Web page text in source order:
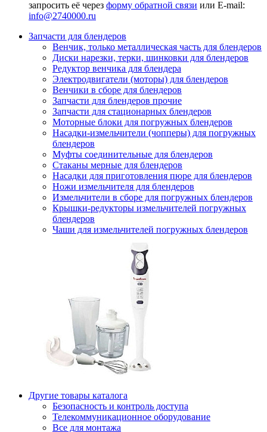
запросить её через форму обратной связи или E-mail:
info@2740000.ru
Запчасти для блендеров
Венчик, только металлическая часть для блендеров
Диски нарезки, терки, шинковки для блендеров
Редуктор венчика для блендера
Электродвигатели (моторы) для блендеров
Венчики в сборе для блендеров
Запчасти для блендеров прочие
Запчасти для стационарных блендеров
Моторные блоки для погружных блендеров
Насадки-измельчители (чопперы) для погружных
блендеров
Муфты соединительные для блендеров
Стаканы мерные для блендеров
Насадки для приготовления пюре для блендеров
Ножи измельчителя для блендеров
Измельчители в сборе для погружных блендеров
Крышки-редукторы измельчителей погружных
блендеров
Чаши для измельчителей погружных блендеров
Другие товары каталога
Безопасность и контроль доступа
Телекоммуникационное оборудование
Все для монтажа